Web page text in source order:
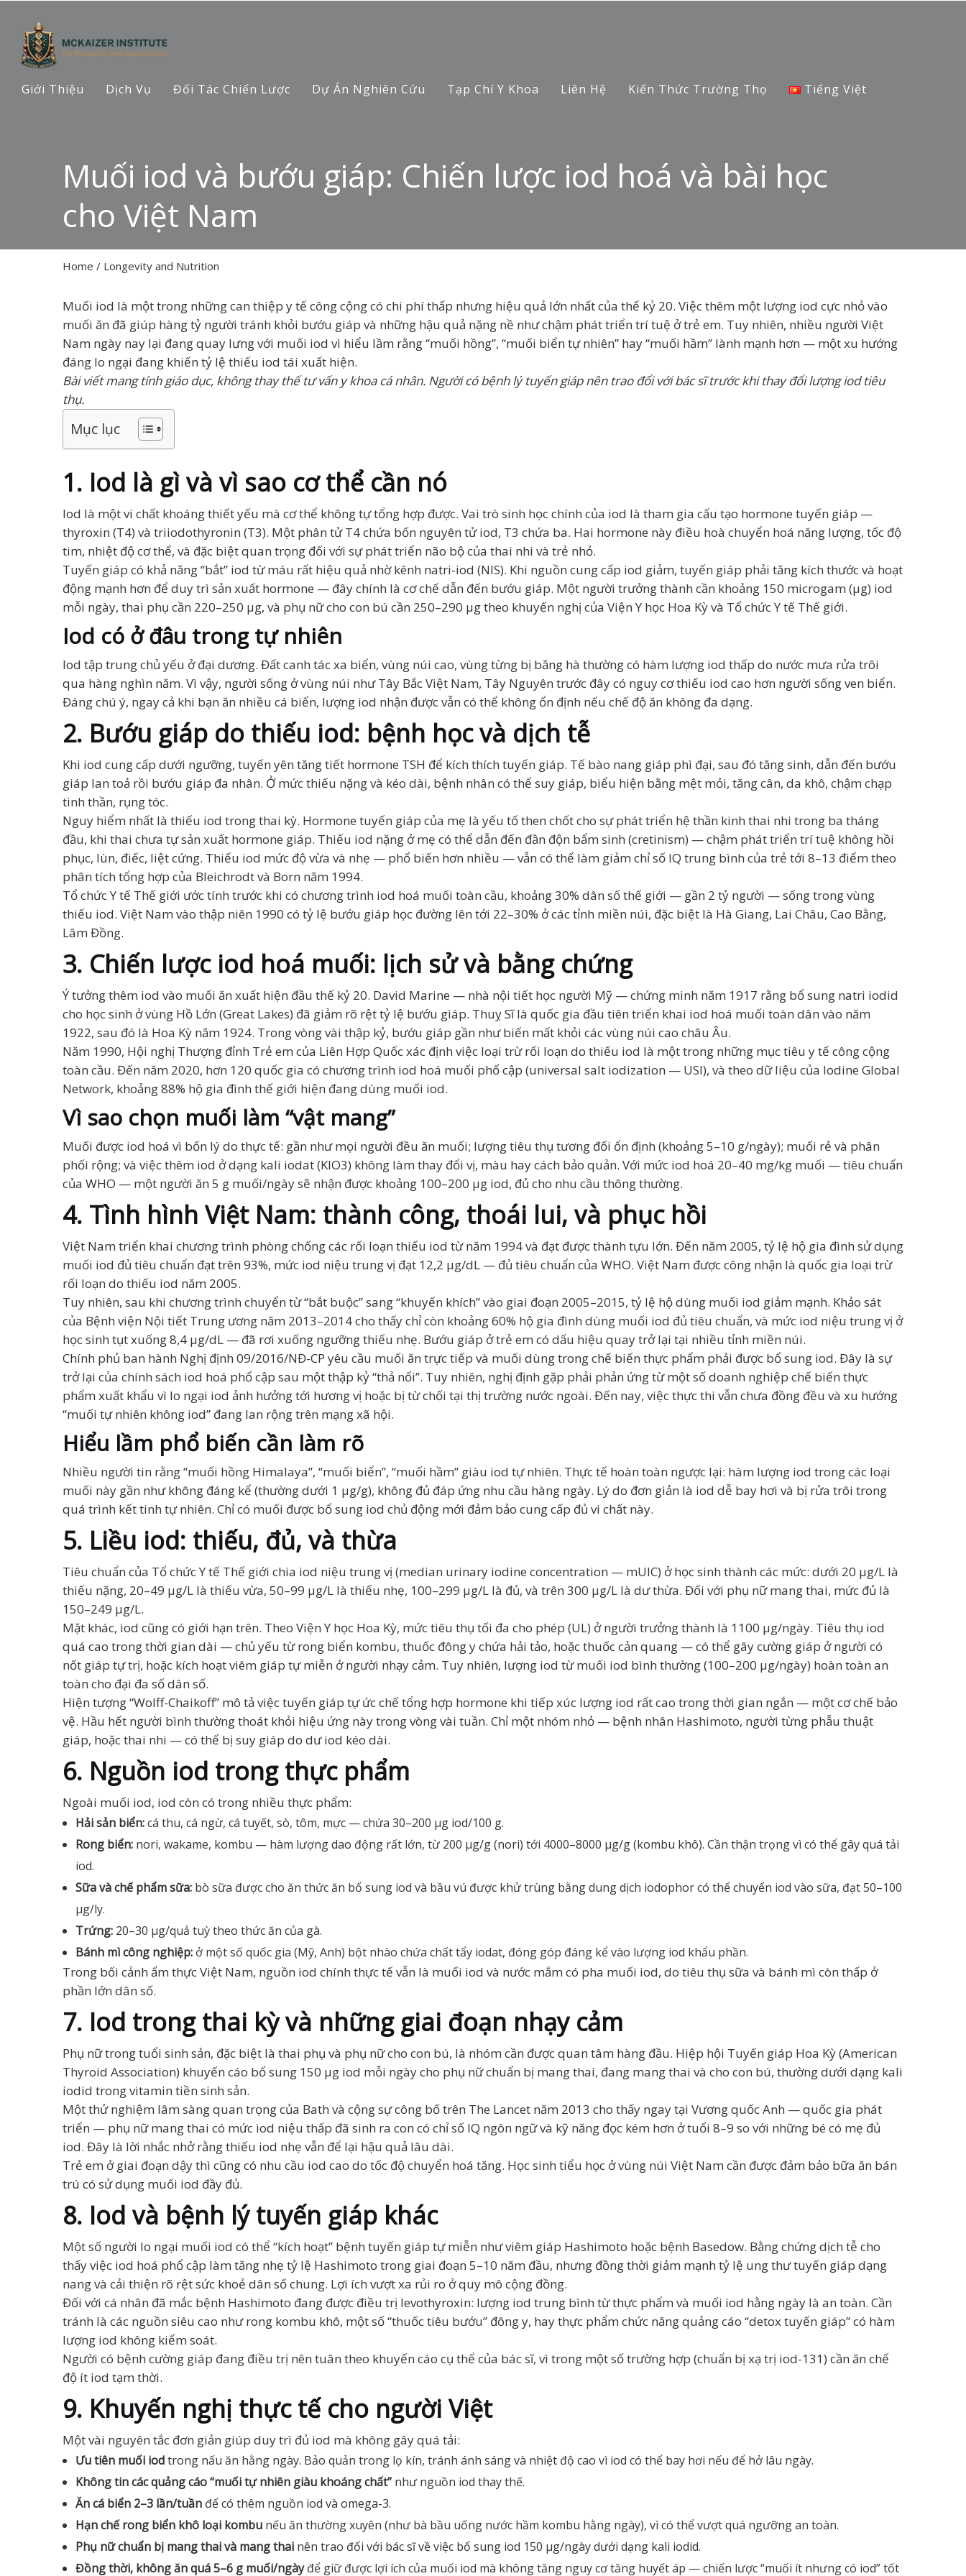
Giới Thiệu Dịch Vụ Đối Tác Chiến Lược Dự Án Nghiên Cứu Tạp Chí Y Khoa Liên Hệ Kiến Thức Trường Thọ Tiếng Việt
Muối iod và bướu giáp: Chiến lược iod hoá và bài học
cho Việt Nam
Home / Longevity and Nutrition
Muối iod là một trong những can thiệp y tế công cộng có chi phí thấp nhưng hiệu quả lớn nhất của thế kỷ 20. Việc thêm một lượng iod cực nhỏ vào
muối ăn đã giúp hàng tỷ người tránh khỏi bướu giáp và những hậu quả nặng nề như chậm phát triển trí tuệ ở trẻ em. Tuy nhiên, nhiều người Việt
Nam ngày nay lại đang quay lưng với muối iod vì hiểu lầm rằng “muối hồng”, “muối biển tự nhiên” hay “muối hầm” lành mạnh hơn — một xu hướng
đáng lo ngại đang khiến tỷ lệ thiếu iod tái xuất hiện.
Bài viết mang tính giáo dục, không thay thế tư vấn y khoa cá nhân. Người có bệnh lý tuyến giáp nên trao đổi với bác sĩ trước khi thay đổi lượng iod tiêu
thụ.
Mục lục
1. Iod là gì và vì sao cơ thể cần nó
Iod là một vi chất khoáng thiết yếu mà cơ thể không tự tổng hợp được. Vai trò sinh học chính của iod là tham gia cấu tạo hormone tuyến giáp —
thyroxin (T4) và triiodothyronin (T3). Một phân tử T4 chứa bốn nguyên tử iod, T3 chứa ba. Hai hormone này điều hoà chuyển hoá năng lượng, tốc độ
tim, nhiệt độ cơ thể, và đặc biệt quan trọng đối với sự phát triển não bộ của thai nhi và trẻ nhỏ.
Tuyến giáp có khả năng “bắt” iod từ máu rất hiệu quả nhờ kênh natri-iod (NIS). Khi nguồn cung cấp iod giảm, tuyến giáp phải tăng kích thước và hoạt
động mạnh hơn để duy trì sản xuất hormone — đây chính là cơ chế dẫn đến bướu giáp. Một người trưởng thành cần khoảng 150 microgam (µg) iod
mỗi ngày, thai phụ cần 220–250 µg, và phụ nữ cho con bú cần 250–290 µg theo khuyến nghị của Viện Y học Hoa Kỳ và Tổ chức Y tế Thế giới.
Iod có ở đâu trong tự nhiên
Iod tập trung chủ yếu ở đại dương. Đất canh tác xa biển, vùng núi cao, vùng từng bị băng hà thường có hàm lượng iod thấp do nước mưa rửa trôi
qua hàng nghìn năm. Vì vậy, người sống ở vùng núi như Tây Bắc Việt Nam, Tây Nguyên trước đây có nguy cơ thiếu iod cao hơn người sống ven biển.
Đáng chú ý, ngay cả khi bạn ăn nhiều cá biển, lượng iod nhận được vẫn có thể không ổn định nếu chế độ ăn không đa dạng.
2. Bướu giáp do thiếu iod: bệnh học và dịch tễ
Khi iod cung cấp dưới ngưỡng, tuyến yên tăng tiết hormone TSH để kích thích tuyến giáp. Tế bào nang giáp phì đại, sau đó tăng sinh, dẫn đến bướu
giáp lan toả rồi bướu giáp đa nhân. Ở mức thiếu nặng và kéo dài, bệnh nhân có thể suy giáp, biểu hiện bằng mệt mỏi, tăng cân, da khô, chậm chạp
tinh thần, rụng tóc.
Nguy hiểm nhất là thiếu iod trong thai kỳ. Hormone tuyến giáp của mẹ là yếu tố then chốt cho sự phát triển hệ thần kinh thai nhi trong ba tháng
đầu, khi thai chưa tự sản xuất hormone giáp. Thiếu iod nặng ở mẹ có thể dẫn đến đần độn bẩm sinh (cretinism) — chậm phát triển trí tuệ không hồi
phục, lùn, điếc, liệt cứng. Thiếu iod mức độ vừa và nhẹ — phổ biến hơn nhiều — vẫn có thể làm giảm chỉ số IQ trung bình của trẻ tới 8–13 điểm theo
phân tích tổng hợp của Bleichrodt và Born năm 1994.
Tổ chức Y tế Thế giới ước tính trước khi có chương trình iod hoá muối toàn cầu, khoảng 30% dân số thế giới — gần 2 tỷ người — sống trong vùng
thiếu iod. Việt Nam vào thập niên 1990 có tỷ lệ bướu giáp học đường lên tới 22–30% ở các tỉnh miền núi, đặc biệt là Hà Giang, Lai Châu, Cao Bằng,
Lâm Đồng.
3. Chiến lược iod hoá muối: lịch sử và bằng chứng
Ý tưởng thêm iod vào muối ăn xuất hiện đầu thế kỷ 20. David Marine — nhà nội tiết học người Mỹ — chứng minh năm 1917 rằng bổ sung natri iodid
cho học sinh ở vùng Hồ Lớn (Great Lakes) đã giảm rõ rệt tỷ lệ bướu giáp. Thuỵ Sĩ là quốc gia đầu tiên triển khai iod hoá muối toàn dân vào năm
1922, sau đó là Hoa Kỳ năm 1924. Trong vòng vài thập kỷ, bướu giáp gần như biến mất khỏi các vùng núi cao châu Âu.
Năm 1990, Hội nghị Thượng đỉnh Trẻ em của Liên Hợp Quốc xác định việc loại trừ rối loạn do thiếu iod là một trong những mục tiêu y tế công cộng
toàn cầu. Đến năm 2020, hơn 120 quốc gia có chương trình iod hoá muối phổ cập (universal salt iodization — USI), và theo dữ liệu của Iodine Global
Network, khoảng 88% hộ gia đình thế giới hiện đang dùng muối iod.
Vì sao chọn muối làm “vật mang”
Muối được iod hoá vì bốn lý do thực tế: gần như mọi người đều ăn muối; lượng tiêu thụ tương đối ổn định (khoảng 5–10 g/ngày); muối rẻ và phân
phối rộng; và việc thêm iod ở dạng kali iodat (KIO3) không làm thay đổi vị, màu hay cách bảo quản. Với mức iod hoá 20–40 mg/kg muối — tiêu chuẩn
của WHO — một người ăn 5 g muối/ngày sẽ nhận được khoảng 100–200 µg iod, đủ cho nhu cầu thông thường.
4. Tình hình Việt Nam: thành công, thoái lui, và phục hồi
Việt Nam triển khai chương trình phòng chống các rối loạn thiếu iod từ năm 1994 và đạt được thành tựu lớn. Đến năm 2005, tỷ lệ hộ gia đình sử dụng
muối iod đủ tiêu chuẩn đạt trên 93%, mức iod niệu trung vị đạt 12,2 µg/dL — đủ tiêu chuẩn của WHO. Việt Nam được công nhận là quốc gia loại trừ
rối loạn do thiếu iod năm 2005.
Tuy nhiên, sau khi chương trình chuyển từ “bắt buộc” sang “khuyến khích” vào giai đoạn 2005–2015, tỷ lệ hộ dùng muối iod giảm mạnh. Khảo sát
của Bệnh viện Nội tiết Trung ương năm 2013–2014 cho thấy chỉ còn khoảng 60% hộ gia đình dùng muối iod đủ tiêu chuẩn, và mức iod niệu trung vị ở
học sinh tụt xuống 8,4 µg/dL — đã rơi xuống ngưỡng thiếu nhẹ. Bướu giáp ở trẻ em có dấu hiệu quay trở lại tại nhiều tỉnh miền núi.
Chính phủ ban hành Nghị định 09/2016/NĐ-CP yêu cầu muối ăn trực tiếp và muối dùng trong chế biến thực phẩm phải được bổ sung iod. Đây là sự
trở lại của chính sách iod hoá phổ cập sau một thập kỷ “thả nổi”. Tuy nhiên, nghị định gặp phải phản ứng từ một số doanh nghiệp chế biến thực
phẩm xuất khẩu vì lo ngại iod ảnh hưởng tới hương vị hoặc bị từ chối tại thị trường nước ngoài. Đến nay, việc thực thi vẫn chưa đồng đều và xu hướng
“muối tự nhiên không iod” đang lan rộng trên mạng xã hội.
Hiểu lầm phổ biến cần làm rõ
Nhiều người tin rằng “muối hồng Himalaya”, “muối biển”, “muối hầm” giàu iod tự nhiên. Thực tế hoàn toàn ngược lại: hàm lượng iod trong các loại
muối này gần như không đáng kể (thường dưới 1 µg/g), không đủ đáp ứng nhu cầu hàng ngày. Lý do đơn giản là iod dễ bay hơi và bị rửa trôi trong
quá trình kết tinh tự nhiên. Chỉ có muối được bổ sung iod chủ động mới đảm bảo cung cấp đủ vi chất này.
5. Liều iod: thiếu, đủ, và thừa
Tiêu chuẩn của Tổ chức Y tế Thế giới chia iod niệu trung vị (median urinary iodine concentration — mUIC) ở học sinh thành các mức: dưới 20 µg/L là
thiếu nặng, 20–49 µg/L là thiếu vừa, 50–99 µg/L là thiếu nhẹ, 100–299 µg/L là đủ, và trên 300 µg/L là dư thừa. Đối với phụ nữ mang thai, mức đủ là
150–249 µg/L.
Mặt khác, iod cũng có giới hạn trên. Theo Viện Y học Hoa Kỳ, mức tiêu thụ tối đa cho phép (UL) ở người trưởng thành là 1100 µg/ngày. Tiêu thụ iod
quá cao trong thời gian dài — chủ yếu từ rong biển kombu, thuốc đông y chứa hải tảo, hoặc thuốc cản quang — có thể gây cường giáp ở người có
nốt giáp tự trị, hoặc kích hoạt viêm giáp tự miễn ở người nhạy cảm. Tuy nhiên, lượng iod từ muối iod bình thường (100–200 µg/ngày) hoàn toàn an
toàn cho đại đa số dân số.
Hiện tượng “Wolff-Chaikoff” mô tả việc tuyến giáp tự ức chế tổng hợp hormone khi tiếp xúc lượng iod rất cao trong thời gian ngắn — một cơ chế bảo
vệ. Hầu hết người bình thường thoát khỏi hiệu ứng này trong vòng vài tuần. Chỉ một nhóm nhỏ — bệnh nhân Hashimoto, người từng phẫu thuật
giáp, hoặc thai nhi — có thể bị suy giáp do dư iod kéo dài.
6. Nguồn iod trong thực phẩm
Ngoài muối iod, iod còn có trong nhiều thực phẩm:
Hải sản biển:cá thu, cá ngừ, cá tuyết, sò, tôm, mực — chứa 30–200 µg iod/100 g.
Rong biển: nori, wakame, kombu — hàm lượng dao động rất lớn, từ 200 µg/g (nori) tới 4000–8000 µg/g (kombu khô). Cần thận trọng vì có thể gây quá tải
iod.
Sữa và chế phẩm sữa: bò sữa được cho ăn thức ăn bổ sung iod và bầu vú được khử trùng bằng dung dịch iodophor có thể chuyển iod vào sữa, đạt 50–100
µg/ly.
Trứng: 20–30 µg/quả tuỳ theo thức ăn của gà.
Bánh mì công nghiệp: ở một số quốc gia (Mỹ, Anh) bột nhào chứa chất tẩy iodat, đóng góp đáng kể vào lượng iod khẩu phần.
Trong bối cảnh ẩm thực Việt Nam, nguồn iod chính thực tế vẫn là muối iod và nước mắm có pha muối iod, do tiêu thụ sữa và bánh mì còn thấp ở
phần lớn dân số.
7. Iod trong thai kỳ và những giai đoạn nhạy cảm
Phụ nữ trong tuổi sinh sản, đặc biệt là thai phụ và phụ nữ cho con bú, là nhóm cần được quan tâm hàng đầu. Hiệp hội Tuyến giáp Hoa Kỳ (American
Thyroid Association) khuyến cáo bổ sung 150 µg iod mỗi ngày cho phụ nữ chuẩn bị mang thai, đang mang thai và cho con bú, thường dưới dạng kali
iodid trong vitamin tiền sinh sản.
Một thử nghiệm lâm sàng quan trọng của Bath và cộng sự công bố trên The Lancet năm 2013 cho thấy ngay tại Vương quốc Anh — quốc gia phát
triển — phụ nữ mang thai có mức iod niệu thấp đã sinh ra con có chỉ số IQ ngôn ngữ và kỹ năng đọc kém hơn ở tuổi 8–9 so với những bé có mẹ đủ
iod. Đây là lời nhắc nhở rằng thiếu iod nhẹ vẫn để lại hậu quả lâu dài.
Trẻ em ở giai đoạn dậy thì cũng có nhu cầu iod cao do tốc độ chuyển hoá tăng. Học sinh tiểu học ở vùng núi Việt Nam cần được đảm bảo bữa ăn bán
trú có sử dụng muối iod đầy đủ.
8. Iod và bệnh lý tuyến giáp khác
Một số người lo ngại muối iod có thể “kích hoạt” bệnh tuyến giáp tự miễn như viêm giáp Hashimoto hoặc bệnh Basedow. Bằng chứng dịch tễ cho
thấy việc iod hoá phổ cập làm tăng nhẹ tỷ lệ Hashimoto trong giai đoạn 5–10 năm đầu, nhưng đồng thời giảm mạnh tỷ lệ ung thư tuyến giáp dạng
nang và cải thiện rõ rệt sức khoẻ dân số chung. Lợi ích vượt xa rủi ro ở quy mô cộng đồng.
Đối với cá nhân đã mắc bệnh Hashimoto đang được điều trị levothyroxin: lượng iod trung bình từ thực phẩm và muối iod hằng ngày là an toàn. Cần
tránh là các nguồn siêu cao như rong kombu khô, một số “thuốc tiêu bướu” đông y, hay thực phẩm chức năng quảng cáo “detox tuyến giáp” có hàm
lượng iod không kiểm soát.
Người có bệnh cường giáp đang điều trị nên tuân theo khuyến cáo cụ thể của bác sĩ, vì trong một số trường hợp (chuẩn bị xạ trị iod-131) cần ăn chế
độ ít iod tạm thời.
9. Khuyến nghị thực tế cho người Việt
Một vài nguyên tắc đơn giản giúp duy trì đủ iod mà không gây quá tải:
Ưu tiên muối iodtrong nấu ăn hằng ngày. Bảo quản trong lọ kín, tránh ánh sáng và nhiệt độ cao vì iod có thể bay hơi nếu để hở lâu ngày.
Không tin các quảng cáo “muối tự nhiên giàu khoáng chất” như nguồn iod thay thế.
Ăn cá biển 2–3 lần/tuần để có thêm nguồn iod và omega-3.
Hạn chế rong biển khô loại kombu nếu ăn thường xuyên (như bà bầu uống nước hầm kombu hằng ngày), vì có thể vượt quá ngưỡng an toàn.
Phụ nữ chuẩn bị mang thai và mang thai nên trao đổi với bác sĩ về việc bổ sung iod 150 µg/ngày dưới dạng kali iodid.
Đồng thời, không ăn quá 5–6 g muối/ngàyđể giữ được lợi ích của muối iod mà không tăng nguy cơ tăng huyết áp — chiến lược “muối ít nhưng có iod” tốt